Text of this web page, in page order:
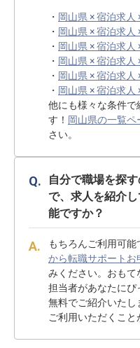
・ 岡山県 × 宿泊求人
・ 岡山県 × 宿泊求人
・ 岡山県 × 宿泊求人
・ 岡山県 × 宿泊求人
・ 岡山県 × 宿泊求人
・ 岡山県 × 宿泊求人
他にも様々な条件で
す！ 岡山県の一覧ペ
さい。
自分で職場を探
で、求人を紹介
能ですか？
もちろんご利用可能
から転職サポートお
みください。おもて
担当者があなたに
無料でご紹介いたし
ご利用いただくこと